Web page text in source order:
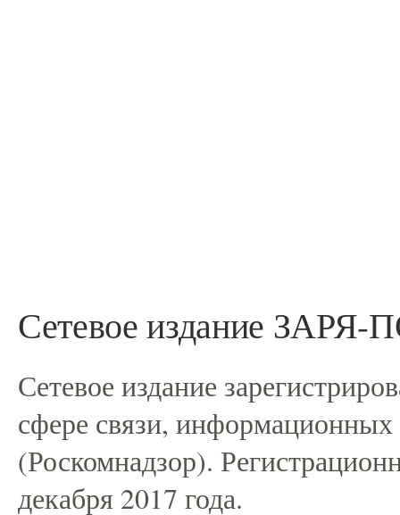
Сетевое издание
Сетевое издание
сфере связи,
(Роскомнадзор).
декабря 2017 года.